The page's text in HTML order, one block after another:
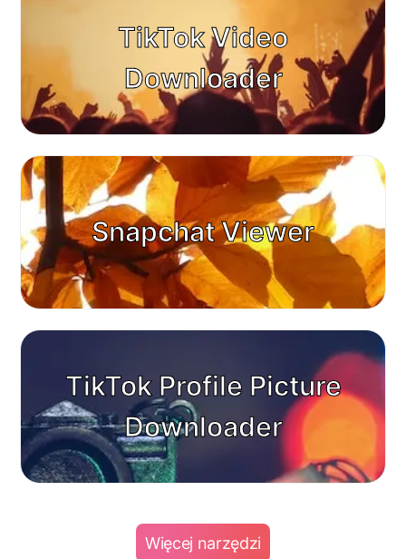
TikTok Video
Downloader
Snapchat Viewer
TikTok Profile Picture
Downloader
Więcej narzędzi